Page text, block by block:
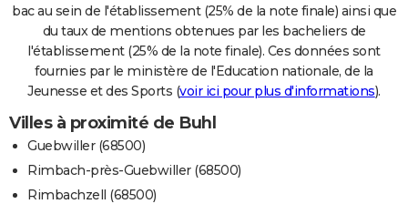
bac au sein de l'établissement (25% de la note finale) ainsi que
du taux de mentions obtenues par les bacheliers de
l'établissement (25% de la note finale). Ces données sont
fournies par le ministère de l'Education nationale, de la
Jeunesse et des Sports (voir ici pour plus d'informations).
Villes à proximité de Buhl
Guebwiller (68500)
Rimbach-près-Guebwiller (68500)
Rimbachzell (68500)